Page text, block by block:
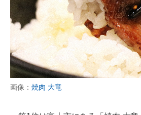
画像： 焼肉 大竜